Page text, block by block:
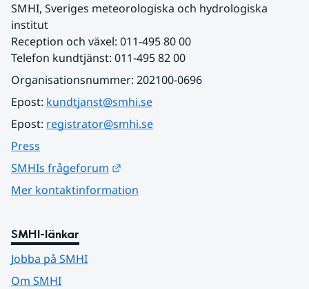
SMHI, Sveriges meteorologiska och hydrologiska
institut
Reception och växel: 011-495 80 00
Telefon kundtjänst: 011-495 82 00
Organisationsnummer: 202100-0696
Epost: kundtjanst@smhi.se
Epost: registrator@smhi.se
Press
SMHIs frågeforum
Mer kontaktinformation
SMHI-länkar
Jobba på SMHI
Om SMHI